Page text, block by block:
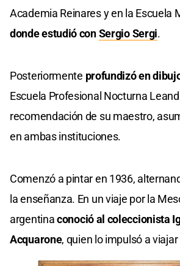
Academia Reinares y en la Escuela
donde estudió conSergio Sergi.
Posteriormente profundizó en
Escuela Profesional Nocturna
recomendación de su maestro,
en ambas instituciones.
Comenzó a pintar en 1936,
la enseñanza. En un viaje por la
argentinaconoció al coleccionista
Acquarone, quien lo impulsó a